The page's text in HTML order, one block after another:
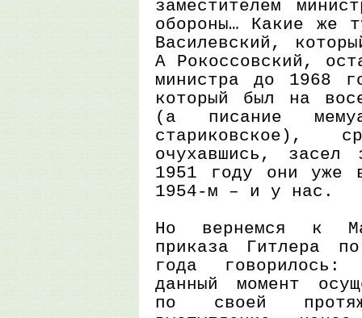
заместителем
обороны… Какие же
Василевский,
А Рокоссовский,
министра до 1968
который был на
(а писание
стариковское),
очухавшись,
1951 году они уже
1954-м – и у нас.
Но вернемся к
приказа Гитлера
года
данный момент
по своей